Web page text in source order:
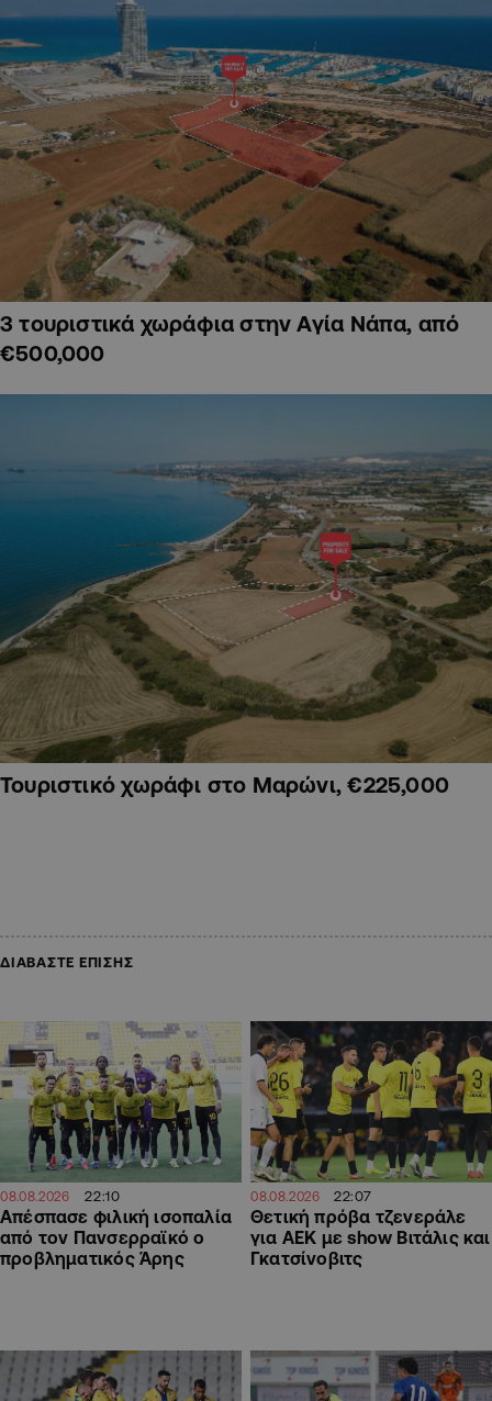
3 τουριστικά χωράφια στην Αγία Νάπα, από
€500,000
Τουριστικό χωράφι στο Μαρώνι, €225,000
ΔΙΑΒΑΣΤΕ ΕΠΙΣΗΣ
08.08.2026 22:10
Απέσπασε φιλική ισοπαλία
από τον Πανσερραϊκό ο
προβληματικός Άρης
08.08.2026 22:07
Θετική πρόβα τζενεράλε
για ΑΕΚ με show Βιτάλις και
Γκατσίνοβιτς